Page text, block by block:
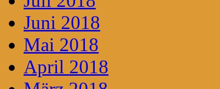
Juni 2018
Mai 2018
April 2018